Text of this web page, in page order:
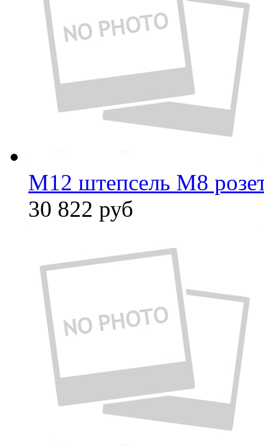
M12 штепсель M8
30 822 руб